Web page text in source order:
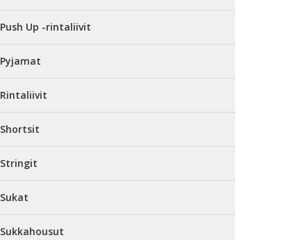
Push Up -rintaliivit
Pyjamat
Rintaliivit
Shortsit
Stringit
Sukat
Sukkahousut